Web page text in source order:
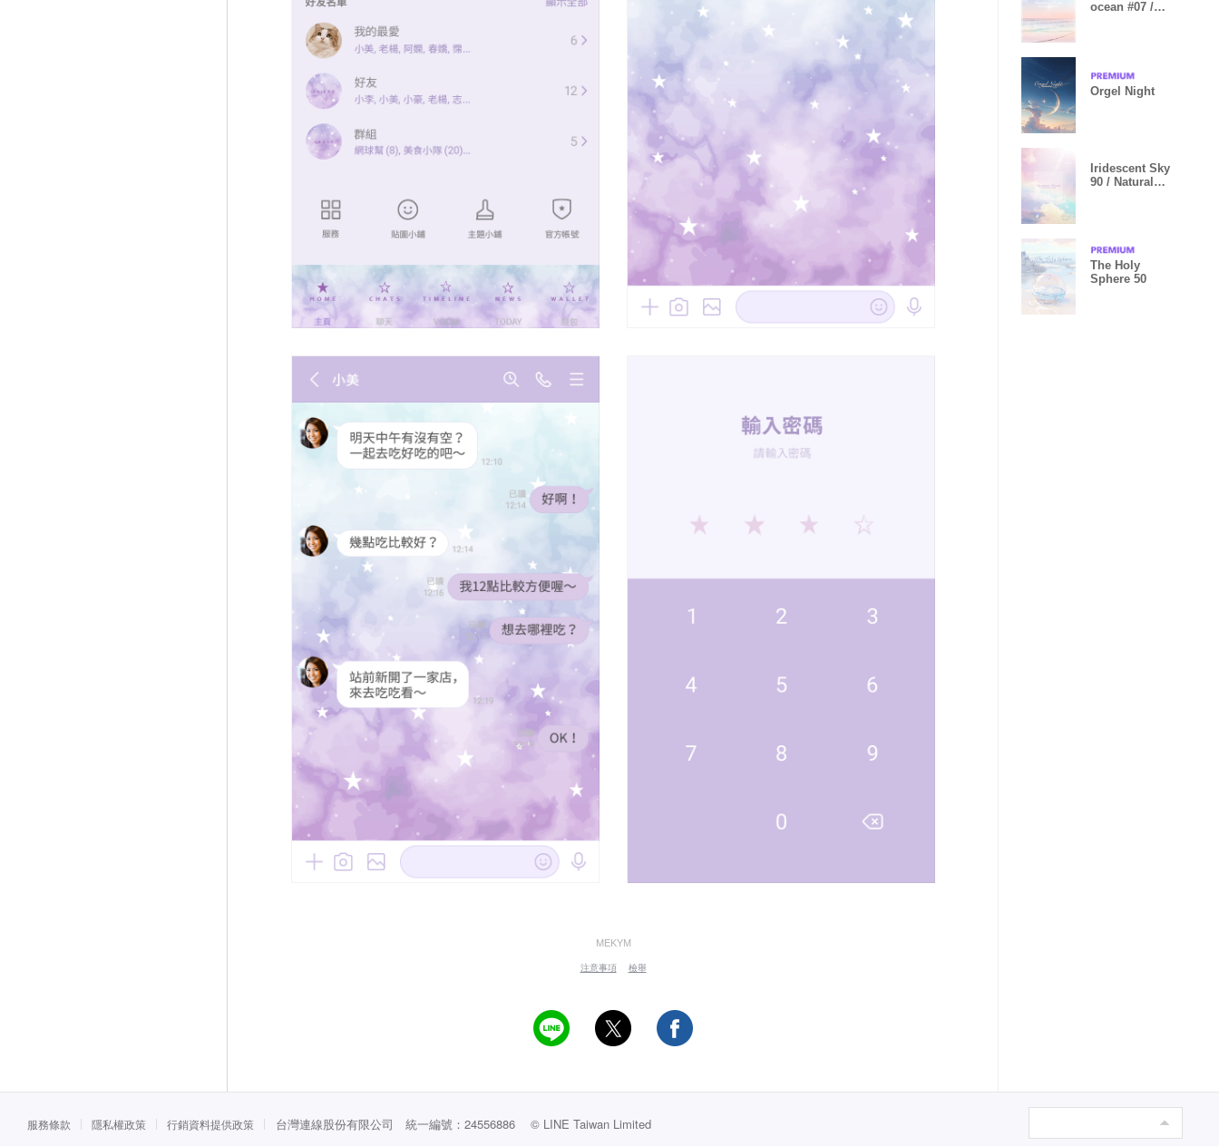
MEKYM
注意事項 檢舉
ocean #07 /
Orgel Night
Iridescent Sky
90 / Natural
The Holy
Sphere 50
服務條款 隱私權政策 行銷資料提供政策 台灣連線股份有限公司 統一編號：24556886 © LINE Taiwan Limited